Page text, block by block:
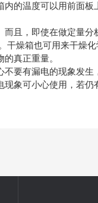
温度可以用前面板
，即使在做定量分
燥箱也可用来干燥
真正重量。
有漏电的现象发生
象可小心使用，若仍